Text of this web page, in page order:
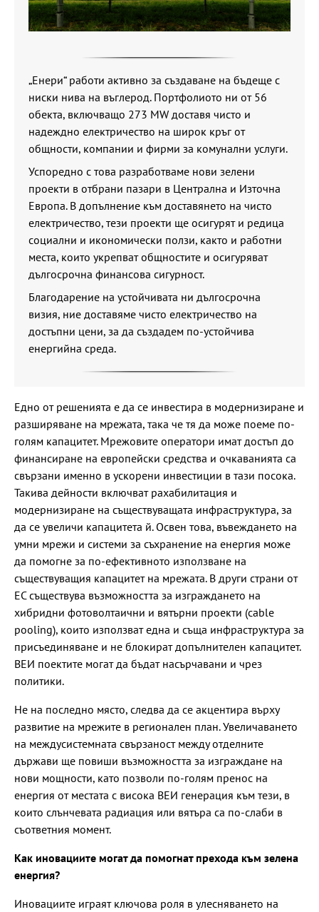
„Енери“ работи активно за създаване на бъдеще с
ниски нива на въглерод. Портфолиото ни от 56
обекта, включващо 273 MW доставя чисто и
надеждно електричество на широк кръг от
общности, компании и фирми за комунални услуги.
Успоредно с това разработваме нови зелени
проекти в отбрани пазари в Централна и Източна
Европа. В допълнение към доставянето на чисто
електричество, тези проекти ще осигурят и редица
социални и икономически ползи, както и работни
места, които укрепват общностите и осигуряват
дългосрочна финансова сигурност.
Благодарение на устойчивата ни дългосрочна
визия, ние доставяме чисто електричество на
достъпни цени, за да създадем по-устойчива
енергийна среда.
Едно от решенията е да се инвестира в модернизиране и
разширяване на мрежата, така че тя да може поеме по-
голям капацитет. Мрежовите оператори имат достъп до
финансиране на европейски средства и очкаванията са
свързани именно в ускорени инвестиции в тази посока.
Такива дейности включват рахабилитация и
модернизиране на съществуващата инфраструктура, за
да се увеличи капацитета й. Освен това, въвеждането на
умни мрежи и системи за съхранение на енергия може
да помогне за по-ефективното използване на
съществуващия капацитет на мрежата. В други страни от
ЕС съществува възможността за изграждането на
хибридни фотоволтаични и вятърни проекти (cable
pooling), които използват една и съща инфраструктура за
присъединяване и не блокират допълнителен капацитет.
ВЕИ поектите могат да бъдат насърчавани и чрез
политики.
Не на последно място, следва да се акцентира върху
развитие на мрежите в регионален план. Увеличаването
на междусистемната свързаност между отделните
държави ще повиши възможността за изграждане на
нови мощности, като позволи по-голям пренос на
енергия от местата с висока ВЕИ генерация към тези, в
които слънчевата радиация или вятъра са по-слаби в
съответния момент.
Как иновациите могат да помогнат прехода към зелена
енергия?
Иновациите играят ключова роля в улесняването на